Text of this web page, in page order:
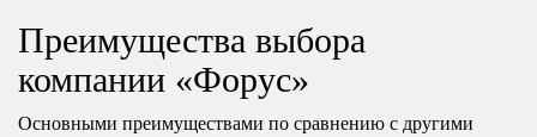
Преимущества выбора
компании «Форус»
Основными преимуществами по сравнению с другими